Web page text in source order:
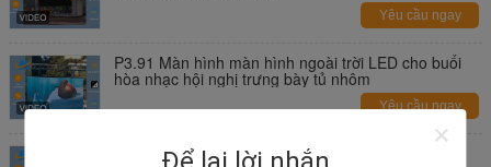
Yêu cầu ngay
P3.91 Màn hình màn hình ngoài trời LED cho buổi
hòa nhạc hội nghị trưng bày tủ nhôm
Yêu cầu ngay
Hỗ trợ màn hình hiển thị kỹ thuật số